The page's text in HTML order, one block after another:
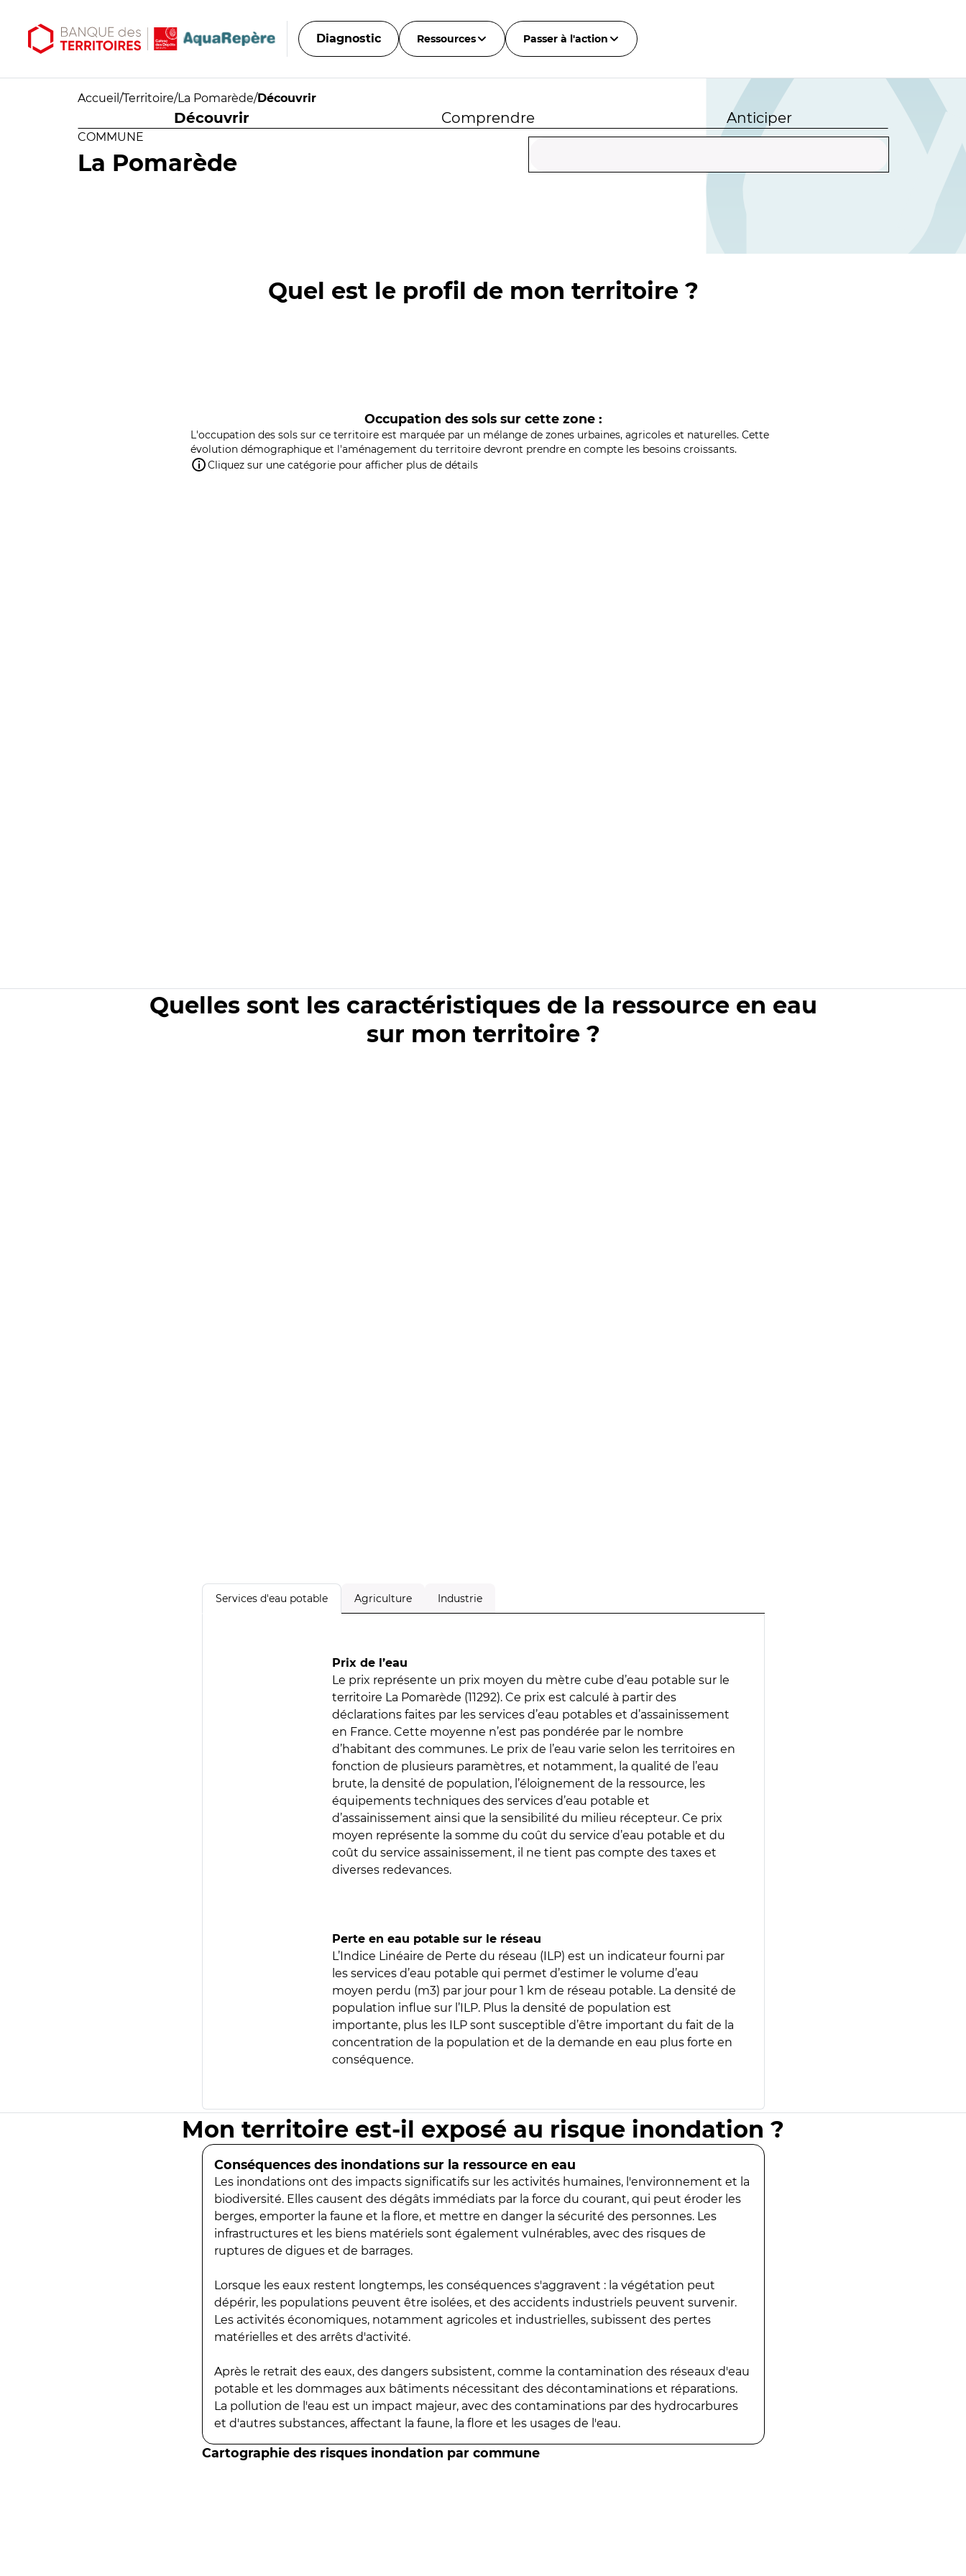
Diagnostic Ressources Passer à l'action
Accueil /Territoire/La Pomarède/Découvrir
Découvrir Comprendre Anticiper
COMMUNE
La Pomarède
Quel est le profil de mon territoire ?
Occupation des sols sur cette zone :
L'occupation des sols sur ce territoire est marquée par un mélange de zones urbaines, agricoles et naturelles. Cette
évolution démographique et l'aménagement du territoire devront prendre en compte les besoins croissants.
Cliquez sur une catégorie pour afficher plus de détails
Quelles sont les caractéristiques de la ressource en eau
sur mon territoire ?
Services d'eau potable Agriculture Industrie
Prix de l’eau
Le prix représente un prix moyen du mètre cube d’eau potable sur le
territoire La Pomarède (11292). Ce prix est calculé à partir des
déclarations faites par les services d’eau potables et d’assainissement
en France. Cette moyenne n’est pas pondérée par le nombre
d’habitant des communes. Le prix de l’eau varie selon les territoires en
fonction de plusieurs paramètres, et notamment, la qualité de l’eau
brute, la densité de population, l’éloignement de la ressource, les
équipements techniques des services d’eau potable et
d’assainissement ainsi que la sensibilité du milieu récepteur. Ce prix
moyen représente la somme du coût du service d’eau potable et du
coût du service assainissement, il ne tient pas compte des taxes et
diverses redevances.
Perte en eau potable sur le réseau
L’Indice Linéaire de Perte du réseau (ILP) est un indicateur fourni par
les services d’eau potable qui permet d’estimer le volume d’eau
moyen perdu (m3) par jour pour 1 km de réseau potable. La densité de
population influe sur l’ILP. Plus la densité de population est
importante, plus les ILP sont susceptible d’être important du fait de la
concentration de la population et de la demande en eau plus forte en
conséquence.
Mon territoire est-il exposé au risque inondation ?
Conséquences des inondations sur la ressource en eau
Les inondations ont des impacts significatifs sur les activités humaines, l'environnement et la
biodiversité. Elles causent des dégâts immédiats par la force du courant, qui peut éroder les
berges, emporter la faune et la flore, et mettre en danger la sécurité des personnes. Les
infrastructures et les biens matériels sont également vulnérables, avec des risques de
ruptures de digues et de barrages.
Lorsque les eaux restent longtemps, les conséquences s'aggravent : la végétation peut
dépérir, les populations peuvent être isolées, et des accidents industriels peuvent survenir.
Les activités économiques, notamment agricoles et industrielles, subissent des pertes
matérielles et des arrêts d'activité.
Après le retrait des eaux, des dangers subsistent, comme la contamination des réseaux d'eau
potable et les dommages aux bâtiments nécessitant des décontaminations et réparations.
La pollution de l'eau est un impact majeur, avec des contaminations par des hydrocarbures
et d'autres substances, affectant la faune, la flore et les usages de l'eau.
Cartographie des risques inondation par commune